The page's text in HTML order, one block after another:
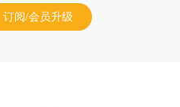
订阅/会员升级